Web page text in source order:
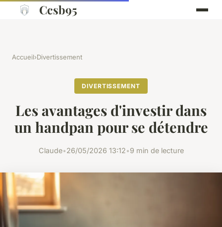
Ccsb95
Accueil›Divertissement
DIVERTISSEMENT
Les avantages d'investir dans
un handpan pour se détendre
Claude•26/05/2026 13:12•9 min de lecture